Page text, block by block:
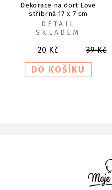
Dekorace na dort Love
stříbrná 17 x 7 cm
20 Kč 39Kč
DETAIL
SKLADEM